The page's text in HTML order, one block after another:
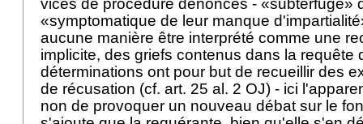
vices de procédure dénoncés - «subterfuge»
«symptomatique de leur manque
aucune manière être interprété comme une
implicite, des griefs contenus dans la requête
déterminations ont pour but de recueillir des
de récusation (cf. art. 25 al. 2 OJ) - ici
non de provoquer un nouveau débat sur le